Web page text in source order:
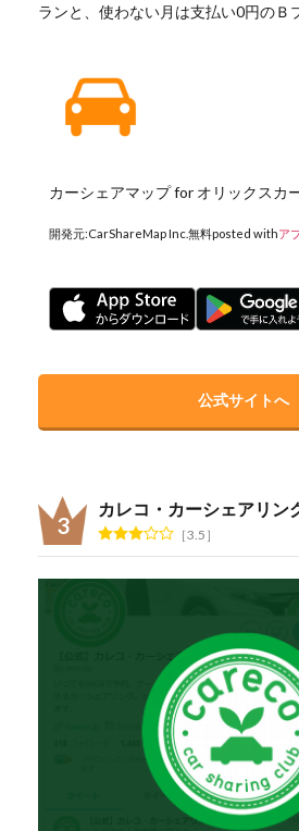
ランと、使わない月は支払い0円のＢ
カーシェアマップ for オリックスカ
開発元:CarShareMap Inc.無料posted withア
公式サイトへ
カレコ・カーシェアリン
3.5